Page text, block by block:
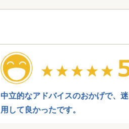
中立的なアドバイスのおかげで、
用して良かったです。